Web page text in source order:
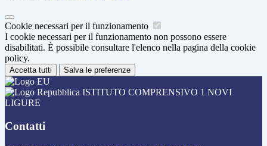
Cookie necessari per il funzionamento
I cookie necessari per il funzionamento non possono essere
disabilitati. È possibile consultare l'elenco nella pagina della cookie
policy.
Accetta tutti Salva le preferenze
ISTITUTO COMPRENSIVO 1 NOVI
LIGURE
Contatti